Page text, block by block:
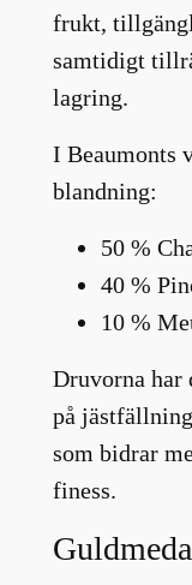
frukt,
samtidigt
lagring.
I Beaumonts
blandning:
50 %
40 %
10 %
Druvorna har
på
som bidrar
finess.